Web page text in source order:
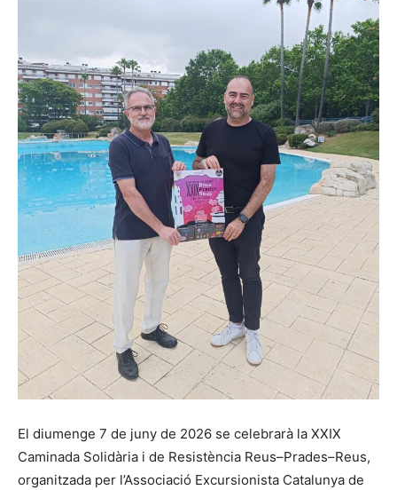
El diumenge 7 de juny de 2026 se celebrarà la XXIX
Caminada Solidària i de Resistència Reus–Prades–Reus,
organitzada per l’Associació Excursionista Catalunya de